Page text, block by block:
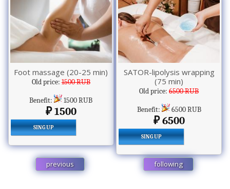
Foot massage (20-25 min)
Old price:1500 RUB
Benefit: 1500 RUB
1500
SING UP
SATOR-lipolysis wrapping
(75 min)
Old price:6500 RUB
Benefit: 6500 RUB
6500
SING UP
previous following